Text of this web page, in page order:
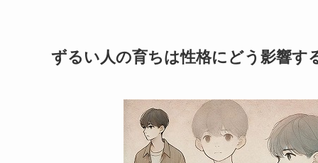
ずるい人の育ちは性格にどう影響す